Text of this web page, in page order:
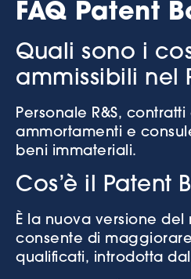
FAQ Patent
Quali sono i
ammissibili nel
Personale R&S,
ammortamenti e
beni immateriali.
Cos’è il Patent
È la nuova versione
consente di
qualificati, introdotta dal